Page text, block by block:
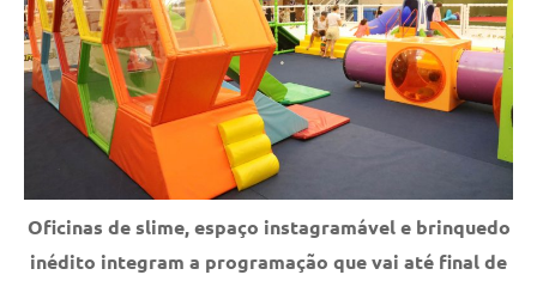
Oficinas de slime, espaço instagramável e brinquedo
inédito integram a programação que vai até final de